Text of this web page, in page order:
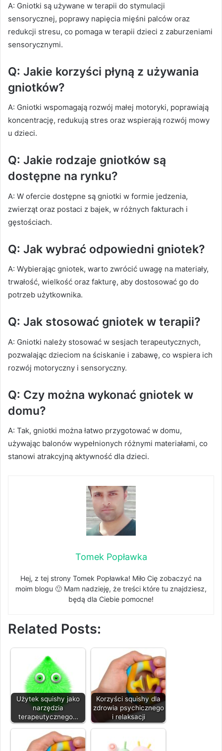
A: Gniotki są używane w terapii do stymulacji
sensorycznej, poprawy napięcia mięśni palców oraz
redukcji stresu, co pomaga w terapii dzieci z zaburzeniami
sensorycznymi.
Q: Jakie korzyści płyną z używania
gniotków?
A: Gniotki wspomagają rozwój małej motoryki, poprawiają
koncentrację, redukują stres oraz wspierają rozwój mowy
u dzieci.
Q: Jakie rodzaje gniotków są
dostępne na rynku?
A: W ofercie dostępne są gniotki w formie jedzenia,
zwierząt oraz postaci z bajek, w różnych fakturach i
gęstościach.
Q: Jak wybrać odpowiedni gniotek?
A: Wybierając gniotek, warto zwrócić uwagę na materiały,
trwałość, wielkość oraz fakturę, aby dostosować go do
potrzeb użytkownika.
Q: Jak stosować gniotek w terapii?
A: Gniotki należy stosować w sesjach terapeutycznych,
pozwalając dzieciom na ściskanie i zabawę, co wspiera ich
rozwój motoryczny i sensoryczny.
Q: Czy można wykonać gniotek w
domu?
A: Tak, gniotki można łatwo przygotować w domu,
używając balonów wypełnionych różnymi materiałami, co
stanowi atrakcyjną aktywność dla dzieci.
Tomek Popławka
Hej, z tej strony Tomek Popławka! Miło Cię zobaczyć na
moim blogu 🙂 Mam nadzieję, że treści które tu znajdziesz,
będą dla Ciebie pomocne!
Related Posts:
Użytek squishy jako
narzędzia
terapeutycznego…
Korzyści squishy dla
zdrowia psychicznego
i relaksacji